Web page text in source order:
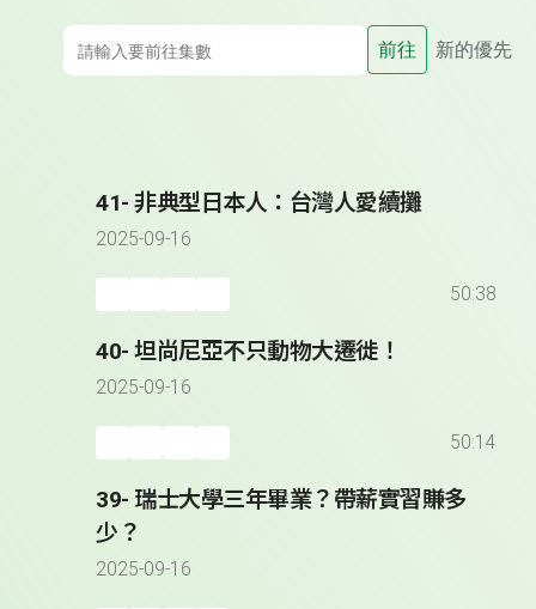
前往 新的優先
41- 非典型日本人：台灣人愛續攤
2025-09-16
50:38
40- 坦尚尼亞不只動物大遷徙！
2025-09-16
50:14
39- 瑞士大學三年畢業？帶薪實習賺多
少？
2025-09-16